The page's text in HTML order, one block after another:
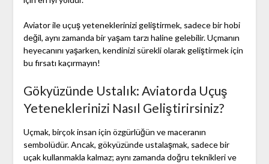
Aviator ile uçuş yeteneklerinizi geliştirmek, sadece bir hobi
değil, aynı zamanda bir yaşam tarzı haline gelebilir. Uçmanın
heyecanını yaşarken, kendinizi sürekli olarak geliştirmek için
bu fırsatı kaçırmayın!
Gökyüzünde Ustalık: Aviatorda Uçuş
Yeteneklerinizi Nasıl Geliştirirsiniz?
Uçmak, birçok insan için özgürlüğün ve maceranın
sembolüdür. Ancak, gökyüzünde ustalaşmak, sadece bir
uçak kullanmakla kalmaz; aynı zamanda doğru teknikleri ve